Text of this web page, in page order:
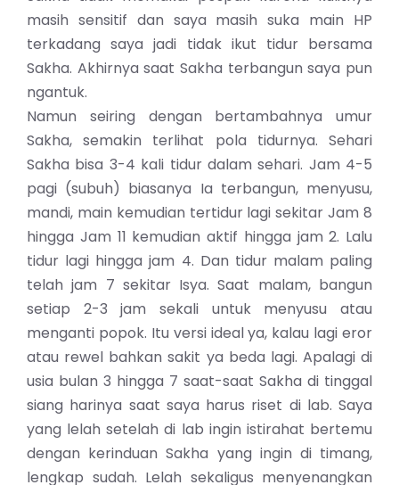
masih sensitif dan saya masih suka main HP
terkadang saya jadi tidak ikut tidur bersama
Sakha. Akhirnya saat Sakha terbangun saya pun
ngantuk.
Namun seiring dengan bertambahnya umur
Sakha, semakin terlihat pola tidurnya. Sehari
Sakha bisa 3-4 kali tidur dalam sehari. Jam 4-5
pagi (subuh) biasanya Ia terbangun, menyusu,
mandi, main kemudian tertidur lagi sekitar Jam 8
hingga Jam 11 kemudian aktif hingga jam 2. Lalu
tidur lagi hingga jam 4. Dan tidur malam paling
telah jam 7 sekitar Isya. Saat malam, bangun
setiap 2-3 jam sekali untuk menyusu atau
menganti popok. Itu versi ideal ya, kalau lagi eror
atau rewel bahkan sakit ya beda lagi. Apalagi di
usia bulan 3 hingga 7 saat-saat Sakha di tinggal
siang harinya saat saya harus riset di lab. Saya
yang lelah setelah di lab ingin istirahat bertemu
dengan kerinduan Sakha yang ingin di timang,
lengkap sudah. Lelah sekaligus menyenangkan